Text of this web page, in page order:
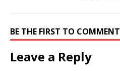
BE THE FIRST TO COMMENT
Leave a Reply